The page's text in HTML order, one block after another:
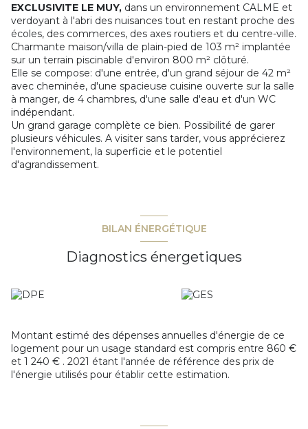
EXCLUSIVITE LE MUY, dans un environnement CALME et
verdoyant à l'abri des nuisances tout en restant proche des
écoles, des commerces, des axes routiers et du centre-ville.
Charmante maison/villa de plain-pied de 103 m² implantée
sur un terrain piscinable d'environ 800 m² clôturé.
Elle se compose: d'une entrée, d'un grand séjour de 42 m²
avec cheminée, d'une spacieuse cuisine ouverte sur la salle
à manger, de 4 chambres, d'une salle d'eau et d'un WC
indépendant.
Un grand garage complète ce bien. Possibilité de garer
plusieurs véhicules. A visiter sans tarder, vous apprécierez
l'environnement, la superficie et le potentiel
d'agrandissement.
BILAN ÉNERGÉTIQUE
Diagnostics énergetiques
Montant estimé des dépenses annuelles d'énergie de ce
logement pour un usage standard est compris entre 860 €
et 1 240 € . 2021 étant l'année de référence des prix de
l'énergie utilisés pour établir cette estimation.